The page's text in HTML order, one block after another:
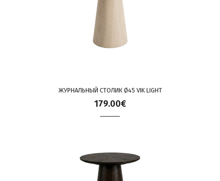
ЖУРНАЛЬНЫЙ СТОЛИК Ø45 VIK LIGHT
179.00€